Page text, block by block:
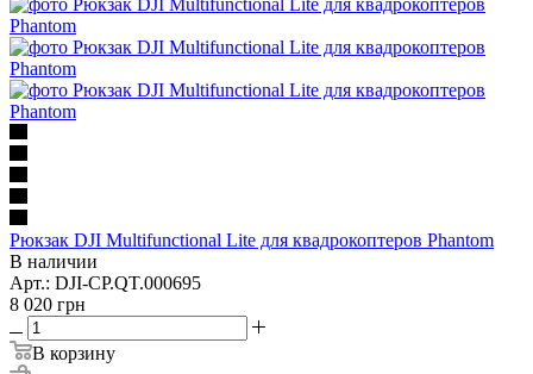
Рюкзак DJI Multifunctional Lite для квадрокоптеров Phantom
В наличии
Арт.: DJI-CP.QT.000695
8 020 грн
В корзину